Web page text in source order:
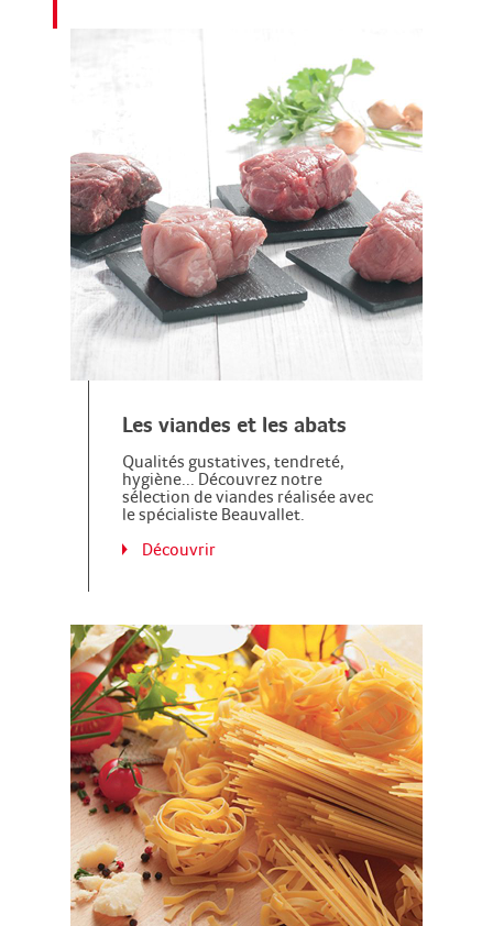
Les viandes et les abats
Qualités gustatives, tendreté,
hygiène... Découvrez notre
sélection de viandes réalisée avec
le spécialiste Beauvallet.
Découvrir